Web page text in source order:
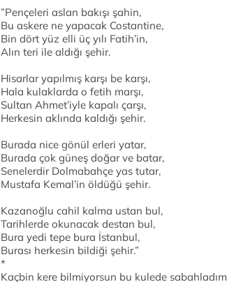
”Pençeleri aslan bakışı şahin,
Bu askere ne yapacak Costantine,
Bin dört yüz elli üç yılı Fatih’in,
Alın teri ile aldığı şehir.
Hisarlar yapılmış karşı be karşı,
Hala kulaklarda o fetih marşı,
Sultan Ahmet’iyle kapalı çarşı,
Herkesin aklında kaldığı şehir.
Burada nice gönül erleri yatar,
Burada çok güneş doğar ve batar,
Senelerdir Dolmabahçe yas tutar,
Mustafa Kemal’in öldüğü şehir.
Kazanoğlu cahil kalma ustan bul,
Tarihlerde okunacak destan bul,
Bura yedi tepe bura İstanbul,
Burası herkesin bildiği şehir.”
*
Kaçbin kere bilmiyorsun bu kulede sabahladım